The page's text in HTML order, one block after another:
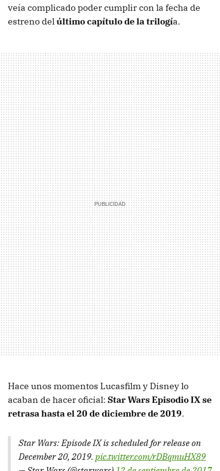
veía complicado poder cumplir con la fecha de
estreno delúltimo capítulo de la trilogía.
Hace unos momentos Lucasfilm y Disney lo
acaban de hacer oficial: Star Wars Episodio IX se
retrasa hasta el 20 de diciembre de 2019.
Star Wars: Episode IX is scheduled for release on
December 20, 2019. pic.twitter.com/rDBqmuHX89